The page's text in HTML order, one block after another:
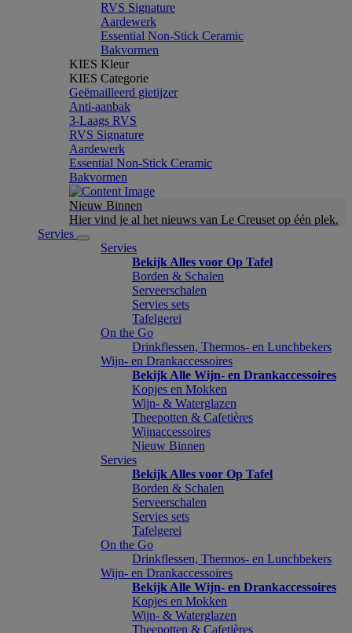
RVS Signature
Aardewerk
Essential Non-Stick Ceramic
Bakvormen
KIES Kleur
KIES Categorie
Geëmailleerd gietijzer
Anti-aanbak
3-Laags RVS
RVS Signature
Aardewerk
Essential Non-Stick Ceramic
Bakvormen
Nieuw Binnen
Hier vind je al het nieuws van Le Creuset op één plek.
Servies
Servies
Bekijk Alles voor Op Tafel
Borden & Schalen
Serveerschalen
Servies sets
Tafelgerei
On the Go
Drinkflessen, Thermos- en Lunchbekers
Wijn- en Drankaccessoires
Bekijk Alle Wijn- en Drankaccessoires
Kopjes en Mokken
Wijn- & Waterglazen
Theepotten & Cafetières
Wijnaccessoires
Nieuw Binnen
Servies
Bekijk Alles voor Op Tafel
Borden & Schalen
Serveerschalen
Servies sets
Tafelgerei
On the Go
Drinkflessen, Thermos- en Lunchbekers
Wijn- en Drankaccessoires
Bekijk Alle Wijn- en Drankaccessoires
Kopjes en Mokken
Wijn- & Waterglazen
Theepotten & Cafetières